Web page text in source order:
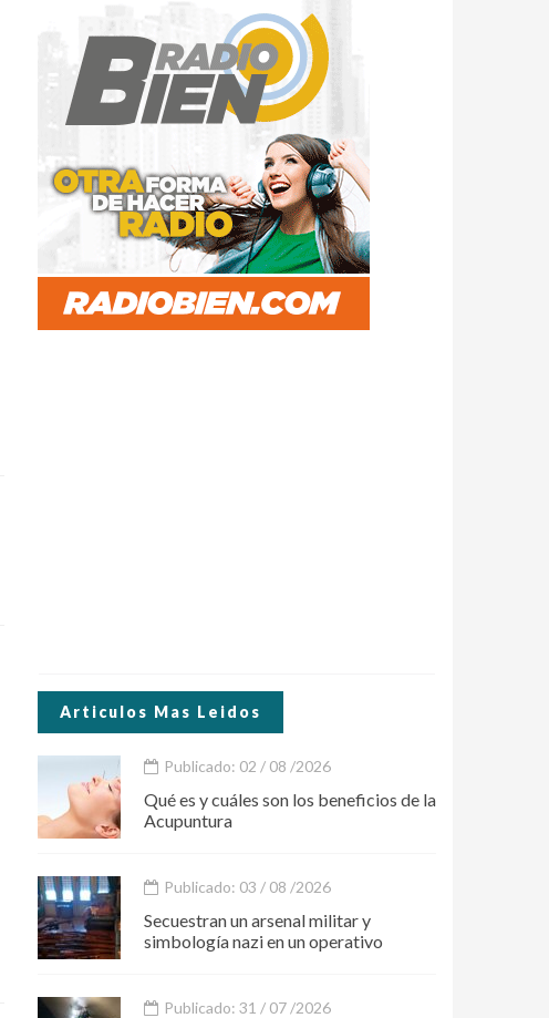
Articulos Mas Leidos
Publicado: 02 / 08 /2026
Qué es y cuáles son los beneficios de la
Acupuntura
Publicado: 03 / 08 /2026
Secuestran un arsenal militar y
simbología nazi en un operativo
Publicado: 31 / 07 /2026